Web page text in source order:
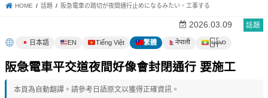
HOME 話題 阪急電車の踏切が夜間通行止めになるみたい。工事する
話題
2026.03.09
日本語 EN Tiếng Việt 繁體 नेपाली မြန်မာ
阪急電車平交道夜間好像會封閉通行 要施工
本頁為自動翻譯。請參考日語原文以獲得正確資訊。